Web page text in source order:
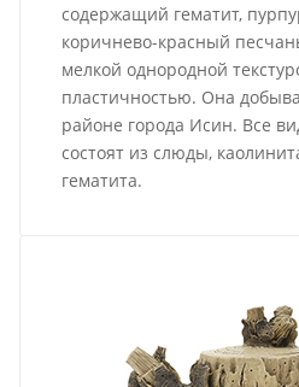
содержащий гематит,
коричнево-красный
мелкой однородной
пластичностью. Она
районе города Исин. Все
состоят из слюды,
гематита.